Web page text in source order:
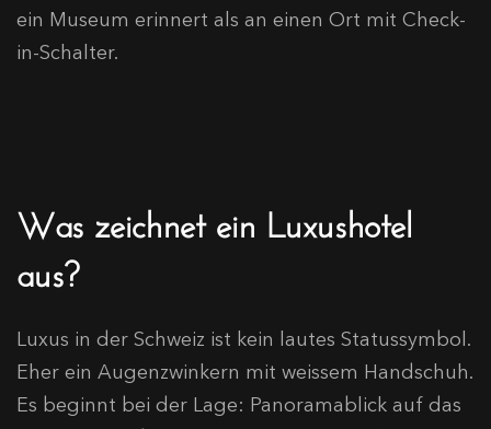
ein Museum erinnert als an einen Ort mit Check-
in-Schalter.
Was zeichnet ein Luxushotel
aus?
Luxus in der Schweiz ist kein lautes Statussymbol.
Eher ein Augenzwinkern mit weissem Handschuh.
Es beginnt bei der Lage: Panoramablick auf das